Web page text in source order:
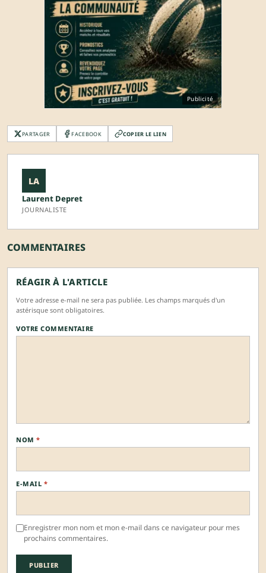
Publicité
PARTAGER FACEBOOK COPIER LE LIEN
LA
Laurent Depret
JOURNALISTE
COMMENTAIRES
RÉAGIR À L'ARTICLE
Votre adresse e-mail ne sera pas publiée. Les champs marqués d'un
astérisque sont obligatoires.
VOTRE COMMENTAIRE
NOM *
E-MAIL *
Enregistrer mon nom et mon e-mail dans ce navigateur pour mes
prochains commentaires.